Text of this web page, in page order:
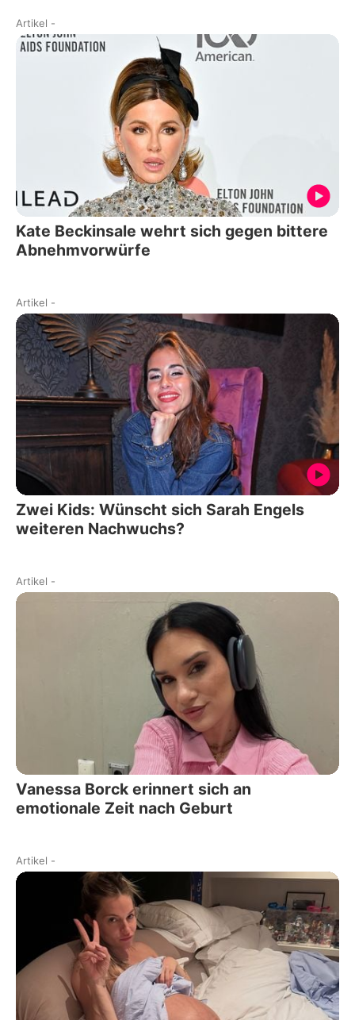
Artikel -
Kate Beckinsale wehrt sich gegen bittere
Abnehmvorwürfe
Artikel -
Zwei Kids: Wünscht sich Sarah Engels
weiteren Nachwuchs?
Artikel -
Vanessa Borck erinnert sich an
emotionale Zeit nach Geburt
Artikel -